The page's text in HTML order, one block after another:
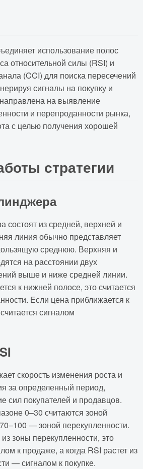
использование полос
относительной силы (RSI) и
(CCI) для поиска пересечений
сигналы на покупку и
на выявление
и перепроданности рынка,
с целью получения хорошей
стратегии
из средней, верхней и
линия обычно представляет
среднюю. Верхняя и
на расстоянии двух
выше и ниже средней линии.
к нижней полосе, это считается
Если цена приближается к
сигналом
скорость изменения роста и
за определенный период,
сил покупателей и продавцов.
0–30 считаются зоной
— зоной перекупленности.
зоны перекупленности, это
к продаже, а когда RSI растет из
— сигналом к покупке.